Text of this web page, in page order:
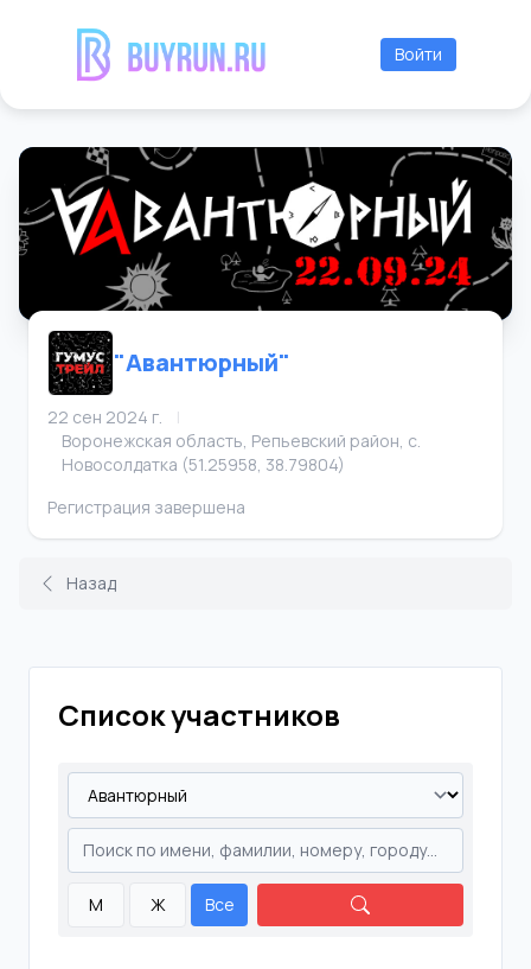
Войти
"Авантюрный"
22 сен 2024 г.
|
Воронежская область, Репьевский район, с.
Новосолдатка (51.25958, 38.79804)
Регистрация завершена
Назад
Список участников
М Ж Все